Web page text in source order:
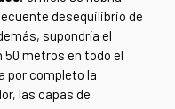
desequilibrio de
supondría el
50 metros en todo el
por completo la
las capas de